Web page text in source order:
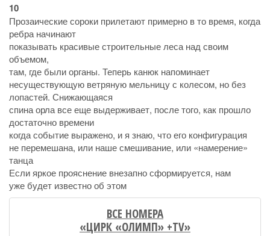
10
Прозаические сороки прилетают примерно в то время, когда
ребра начинают
показывать красивые строительные леса над своим
объемом,
там, где были органы. Теперь канюк напоминает
несуществующую ветряную мельницу с колесом, но без
лопастей. Снижающаяся
спина орла все еще выдерживает, после того, как прошло
достаточно времени
когда событие выражено, и я знаю, что его конфигурация
не перемешана, или наше смешивание, или «намерение»
танца
Если яркое прояснение внезапно сформируется, нам
уже будет известно об этом
ВСЕ НОМЕРА
«ЦИРК «ОЛИМП» +TV»